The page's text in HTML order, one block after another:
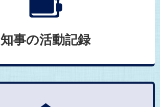
知事の活動記録